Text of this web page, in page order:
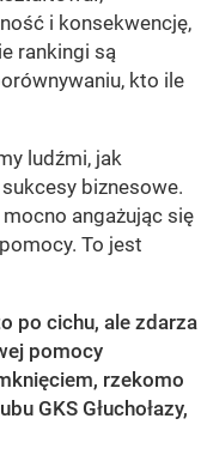
i konsekwencję,
rankingi są
kto ile
ludźmi, jak
biznesowe.
angażując się
To jest
po cichu, ale zdarza
pomocy
rzekomo
GKS Głuchołazy,